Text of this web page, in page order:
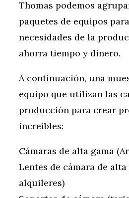
Thomas podemos
paquetes de equipos
necesidades de la
ahorra tiempo y dinero.
A continuación, una
equipo que utilizan las
producción para crear
increíbles:
Cámaras de alta gama
Lentes de cámara de alta
alquileres)